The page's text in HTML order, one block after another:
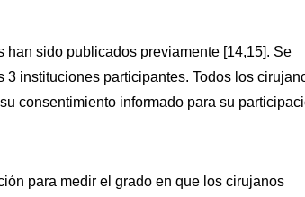
sido publicados previamente [14,15]. Se
instituciones participantes. Todos los
consentimiento informado para su
para medir el grado en que los cirujanos